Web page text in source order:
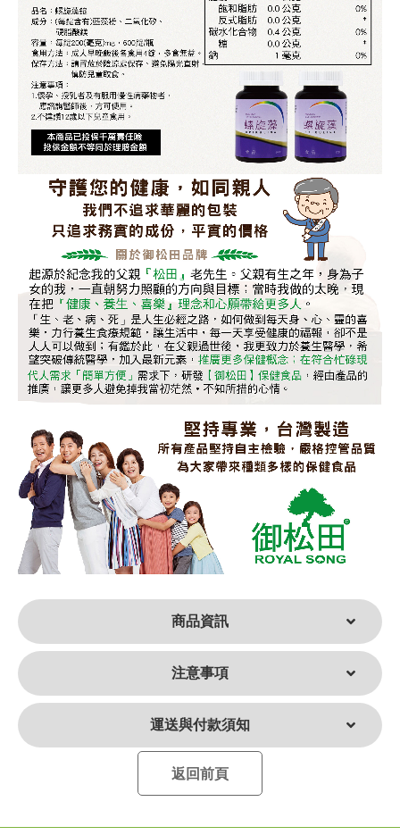
商品資訊
注意事項
運送與付款須知
返回前頁